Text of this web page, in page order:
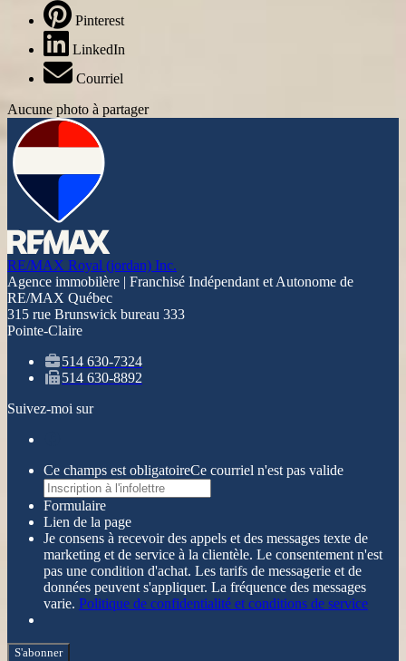
Pinterest
LinkedIn
Courriel
Aucune photo à partager
RE/MAX Royal (jordan) Inc.
Agence immobilère | Franchisé Indépendant et Autonome de
RE/MAX Québec
315 rue Brunswick bureau 333
Pointe-Claire
514 630-7324
514 630-8892
Suivez-moi sur
Ce champs est obligatoireCe courriel n'est pas valide
Formulaire
Lien de la page
Je consens à recevoir des appels et des messages texte de
marketing et de service à la clientèle. Le consentement n'est
pas une condition d'achat. Les tarifs de messagerie et de
données peuvent s'appliquer. La fréquence des messages
varie. Politique de confidentialité et conditions de service
S'abonner